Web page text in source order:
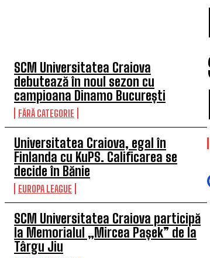
SCM Universitatea Craiova
debutează în noul sezon cu
campioana Dinamo București
FĂRĂ CATEGORIE
Universitatea Craiova, egal în
Finlanda cu KuPS. Calificarea se
decide în Bănie
EUROPA LEAGUE
SCM Universitatea Craiova participă
la Memorialul „Mircea Pașek” de la
Târgu Jiu